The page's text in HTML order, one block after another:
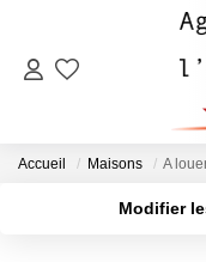
Accueil Maisons A
Modifier